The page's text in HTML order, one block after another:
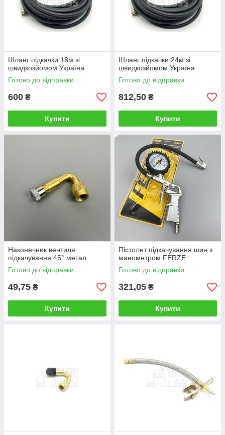
Шланг підкачки 18м зі
швидкозйомом Україна
Готово до відправки
600 ₴
Купити
Шланг підкачки 24м зі
швидкозйомом Україна
Готово до відправки
812,50 ₴
Купити
Наконечник вентиля
підкачування 45° метал
Готово до відправки
49,75 ₴
Купити
Пістолет підкачування шин з
манометром FERZE
Готово до відправки
321,05 ₴
Купити